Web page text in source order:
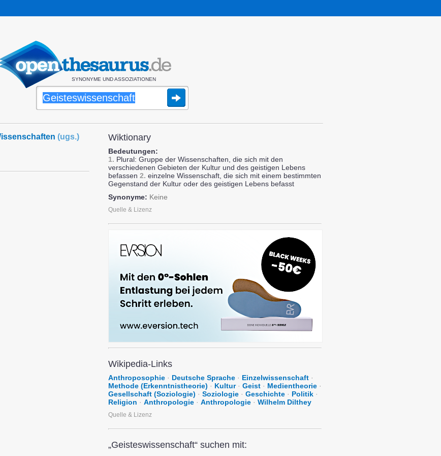
SYNONYME UND ASSOZIATIONEN
(ugs.) Wiktionary
Bedeutungen:
1. Plural: Gruppe der Wissenschaften, die sich mit den
verschiedenen Gebieten der Kultur und des geistigen Lebens
befassen 2. einzelne Wissenschaft, die sich mit einem bestimmten
Gegenstand der Kultur oder des geistigen Lebens befasst
Synonyme: Keine
Quelle & Lizenz
Wikipedia-Links
Anthroposophie · Deutsche Sprache · Einzelwissenschaft ·
Methode (Erkenntnistheorie) · Kultur· Geist · Medientheorie ·
Gesellschaft (Soziologie) · Soziologie · Geschichte · Politik ·
Religion · Anthropologie · Anthropologie · Wilhelm Dilthey
Quelle & Lizenz
„Geisteswissenschaft“ suchen mit: